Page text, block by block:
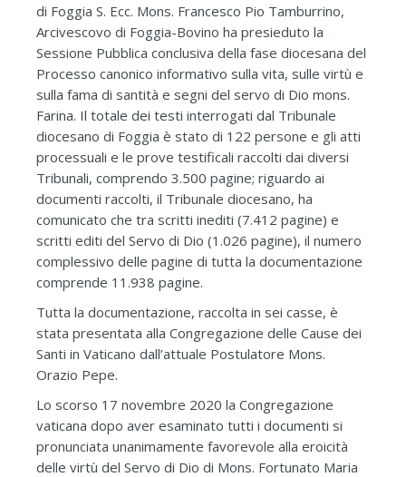
di Foggia S. Ecc. Mons. Francesco Pio Tamburrino,
Arcivescovo di Foggia-Bovino ha presieduto la
Sessione Pubblica conclusiva della fase diocesana del
Processo canonico informativo sulla vita, sulle virtù e
sulla fama di santità e segni del servo di Dio mons.
Farina. Il totale dei testi interrogati dal Tribunale
diocesano di Foggia è stato di 122 persone e gli atti
processuali e le prove testificali raccolti dai diversi
Tribunali, comprendo 3.500 pagine; riguardo ai
documenti raccolti, il Tribunale diocesano, ha
comunicato che tra scritti inediti (7.412 pagine) e
scritti editi del Servo di Dio (1.026 pagine), il numero
complessivo delle pagine di tutta la documentazione
comprende 11.938 pagine.
Tutta la documentazione, raccolta in sei casse, è
stata presentata alla Congregazione delle Cause dei
Santi in Vaticano dall’attuale Postulatore Mons.
Orazio Pepe.
Lo scorso 17 novembre 2020 la Congregazione
vaticana dopo aver esaminato tutti i documenti si
pronunciata unanimamente favorevole alla eroicità
delle virtù del Servo di Dio di Mons. Fortunato Maria